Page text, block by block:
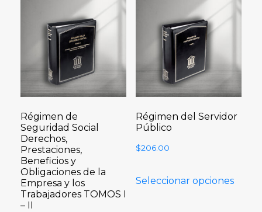
Régimen de
Seguridad Social
Derechos,
Prestaciones,
Beneficios y
Obligaciones de la
Empresa y los
Trabajadores TOMOS I
– II
Régimen del Servidor
Público
$206.00
Seleccionar opciones